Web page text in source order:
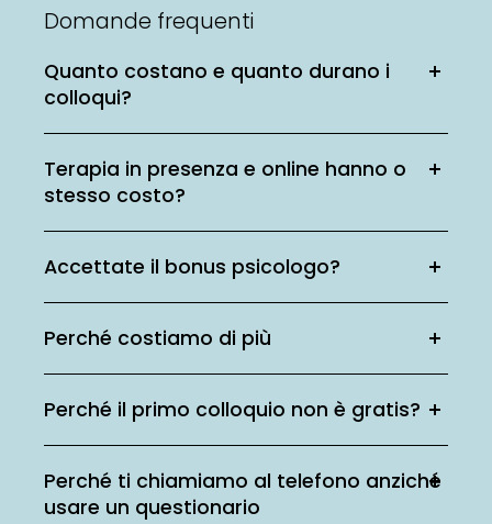
Domande frequenti
Quanto costano e quanto durano i
colloqui?
Terapia in presenza e online hanno o
stesso costo?
Accettate il bonus psicologo?
Perché costiamo di più
Perché il primo colloquio non è gratis?
Perché ti chiamiamo al telefono anziché
usare un questionario